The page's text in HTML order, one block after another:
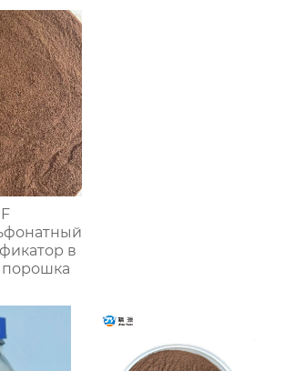
в
порошка